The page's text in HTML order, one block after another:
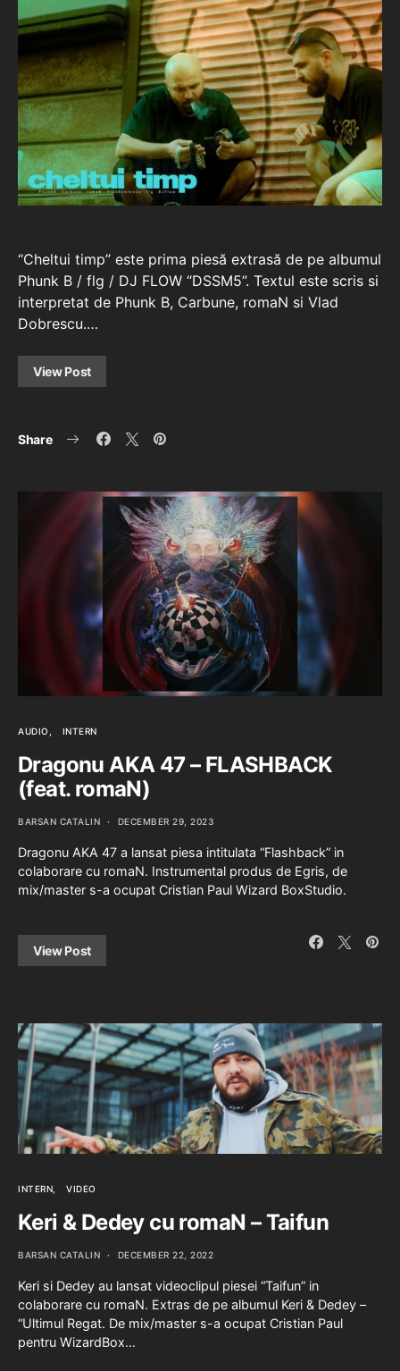
“Cheltui timp” este prima piesă extrasă de pe albumul
Phunk B / flg / DJ FLOW “DSSM5”. Textul este scris si
interpretat de Phunk B, Carbune, romaN si Vlad
Dobrescu.…
View Post
Share
AUDIO INTERN
Dragonu AKA 47 – FLASHBACK
(feat. romaN)
BARSAN CATALIN DECEMBER 29, 2023
Dragonu AKA 47 a lansat piesa intitulata “Flashback” in
colaborare cu romaN. Instrumental produs de Egris, de
mix/master s-a ocupat Cristian Paul Wizard BoxStudio.
View Post
INTERN VIDEO
Keri & Dedey cu romaN – Taifun
BARSAN CATALIN DECEMBER 22, 2022
Keri si Dedey au lansat videoclipul piesei “Taifun” in
colaborare cu romaN. Extras de pe albumul Keri & Dedey –
“Ultimul Regat. De mix/master s-a ocupat Cristian Paul
pentru WizardBox…